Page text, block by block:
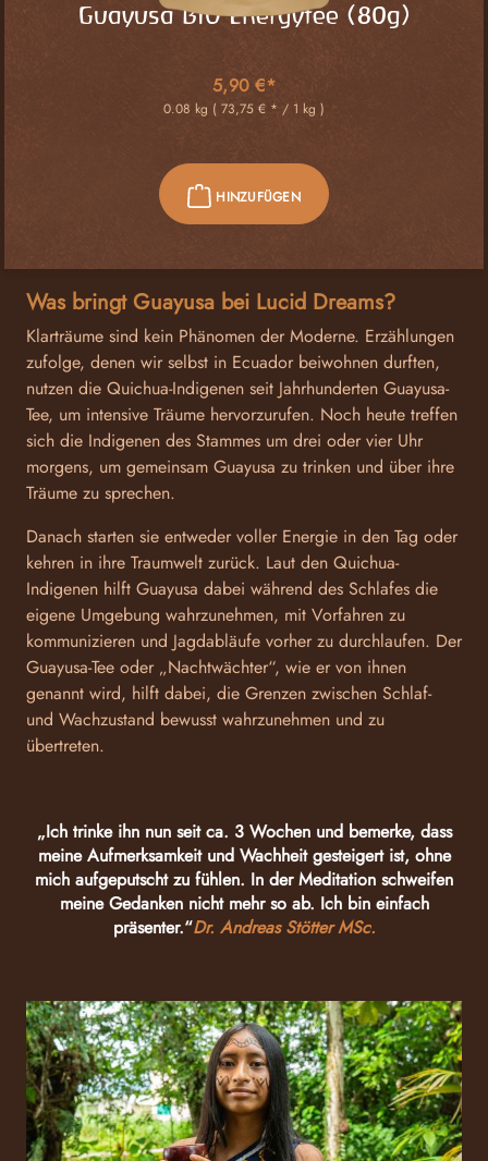
Guayusa BIO Energytee (80g)
5,90 €*
0.08 kg ( 73,75 € * / 1 kg )
HINZUFÜGEN
Was bringt Guayusa bei Lucid Dreams?
Klarträume sind kein Phänomen der Moderne. Erzählungen
zufolge, denen wir selbst in Ecuador beiwohnen durften,
nutzen die Quichua-Indigenen seit Jahrhunderten Guayusa-
Tee, um intensive Träume hervorzurufen. Noch heute treffen
sich die Indigenen des Stammes um drei oder vier Uhr
morgens, um gemeinsam Guayusa zu trinken und über ihre
Träume zu sprechen.
Danach starten sie entweder voller Energie in den Tag oder
kehren in ihre Traumwelt zurück. Laut den Quichua-
Indigenen hilft Guayusa dabei während des Schlafes die
eigene Umgebung wahrzunehmen, mit Vorfahren zu
kommunizieren und Jagdabläufe vorher zu durchlaufen. Der
Guayusa-Tee oder „Nachtwächter“, wie er von ihnen
genannt wird, hilft dabei, die Grenzen zwischen Schlaf-
und Wachzustand bewusst wahrzunehmen und zu
übertreten.
„Ich trinke ihn nun seit ca. 3 Wochen und bemerke, dass
meine Aufmerksamkeit und Wachheit gesteigert ist, ohne
mich aufgeputscht zu fühlen. In der Meditation schweifen
meine Gedanken nicht mehr so ab. Ich bin einfach
präsenter.“Dr. Andreas Stötter MSc.